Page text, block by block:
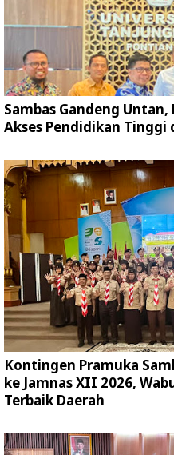
Sambas Gandeng
Akses Pendidikan Tinggi
Kontingen Pramuka
ke Jamnas XII 2026,
Terbaik Daerah